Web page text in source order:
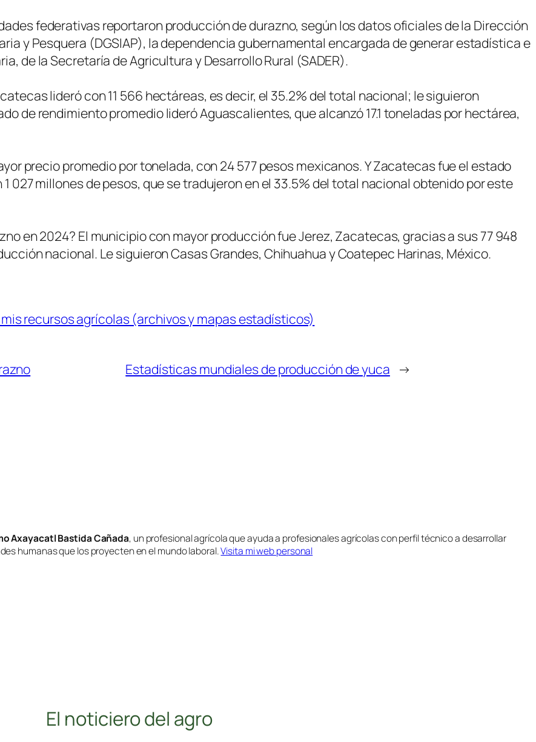
federativas reportaron producción de durazno, según los datos oficiales de la Dirección
y Pesquera (DGSIAP), la dependencia gubernamental encargada de generar estadística e
de la Secretaría de Agricultura y Desarrollo Rural (SADER).
lideró con 11 566 hectáreas, es decir, el 35.2% del total nacional; le siguieron
de rendimiento promedio lideró Aguascalientes, que alcanzó 17.1 toneladas por hectárea,
precio promedio por tonelada, con 24 577 pesos mexicanos. Y Zacatecas fue el estado
027 millones de pesos, que se tradujeron en el 33.5% del total nacional obtenido por este
en 2024? El municipio con mayor producción fue Jerez, Zacatecas, gracias a sus 77 948
nacional. Le siguieron Casas Grandes, Chihuahua y Coatepec Harinas, México.
recursos agrícolas (archivos y mapas estadísticos)
Estadísticas mundiales de producción de yuca →
Axayacatl Bastida Cañada, un profesional agrícola que ayuda a profesionales agrícolas con perfil técnico a desarrollar
humanas que los proyecten en el mundo laboral.Visita mi web personal
El noticiero del agro